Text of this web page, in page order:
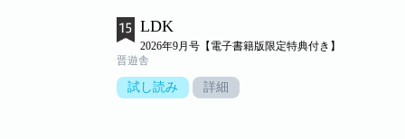
LDK
2026年9月号【電子書籍版限定特典付き】
晋遊舎
試し読み 詳細